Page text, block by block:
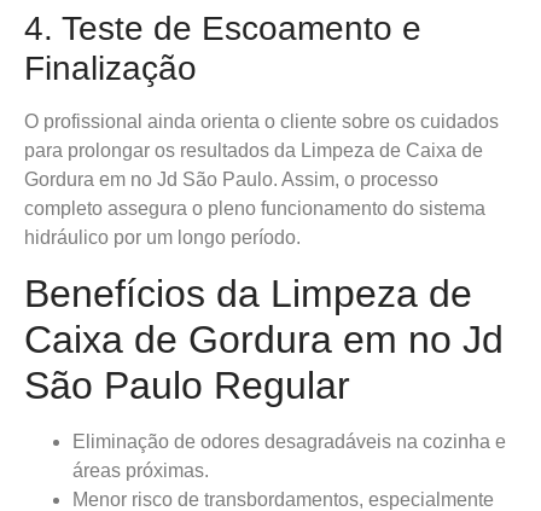
4. Teste de Escoamento e
Finalização
O profissional ainda orienta o cliente sobre os cuidados
para prolongar os resultados da Limpeza de Caixa de
Gordura em no Jd São Paulo. Assim, o processo
completo assegura o pleno funcionamento do sistema
hidráulico por um longo período.
Benefícios da Limpeza de
Caixa de Gordura em no Jd
São Paulo Regular
Eliminação de odores desagradáveis na cozinha e
áreas próximas.
Menor risco de transbordamentos, especialmente